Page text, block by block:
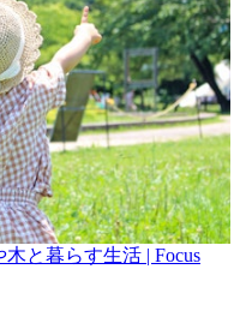
と暮らす生活 | Focus